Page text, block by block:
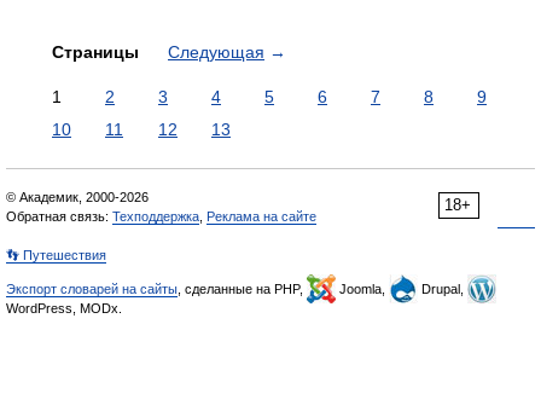
Страницы Следующая →
1 2 3 4 5 6 7 8
9
10
11 12 13
18+
© Академик, 2000-2026
Обратная связь: Техподдержка Реклама на сайте
👣 Путешествия
Экспорт словарей на сайты , сделанные на PHP, Joomla,
Drupal,
WordPress, MODx.